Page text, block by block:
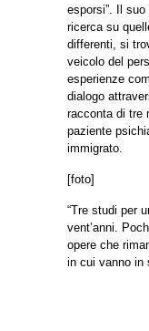
esporsi”. Il
ricerca su
differenti, si
veicolo del
esperienze
dialogo
racconta di tre
paziente
immigrato.
[foto]
“Tre studi per
vent’anni.
opere che
in cui vanno in